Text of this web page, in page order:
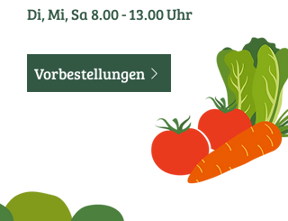
Di, Mi, Sa8.00 - 13.00Uhr
Vorbestellungen